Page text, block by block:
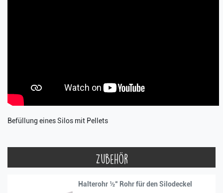
Befüllung eines Silos mit Pellets
Zubehör
Halterohr ½“ Rohr für den Silodeckel